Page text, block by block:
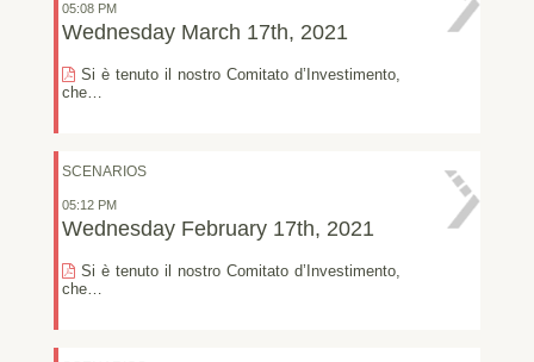
05:08 PM
Wednesday March 17th, 2021
Si è tenuto il nostro Comitato d’Investimento,
che…
SCENARIOS
05:12 PM
Wednesday February 17th, 2021
Si è tenuto il nostro Comitato d’Investimento,
che…